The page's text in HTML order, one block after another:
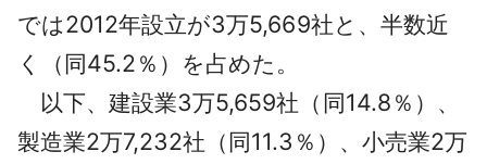
では2012年設立が3万5,669社と、半数近
く（同45.2％）を占めた。
以下、建設業3万5,659社（同14.8％）、
製造業2万7,232社（同11.3％）、小売業2万